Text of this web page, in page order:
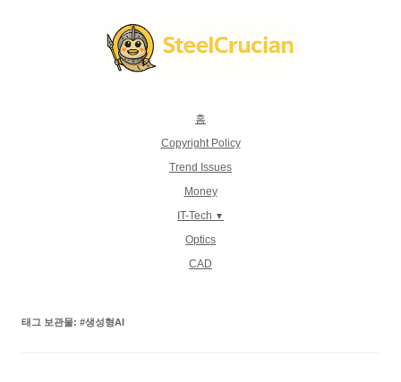
홈
Copyright Policy
Trend Issues
Money
IT-Tech
Optics
CAD
태그 보관물: #생성형AI